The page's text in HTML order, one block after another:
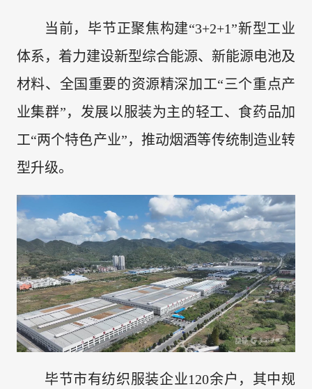
当前，毕节正聚焦构建“3+2+1”新型工业
体系，着力建设新型综合能源、新能源电池及
材料、全国重要的资源精深加工“三个重点产
业集群”，发展以服装为主的轻工、食药品加
工“两个特色产业”，推动烟酒等传统制造业转
型升级。
毕节市有纺织服装企业120余户，其中规